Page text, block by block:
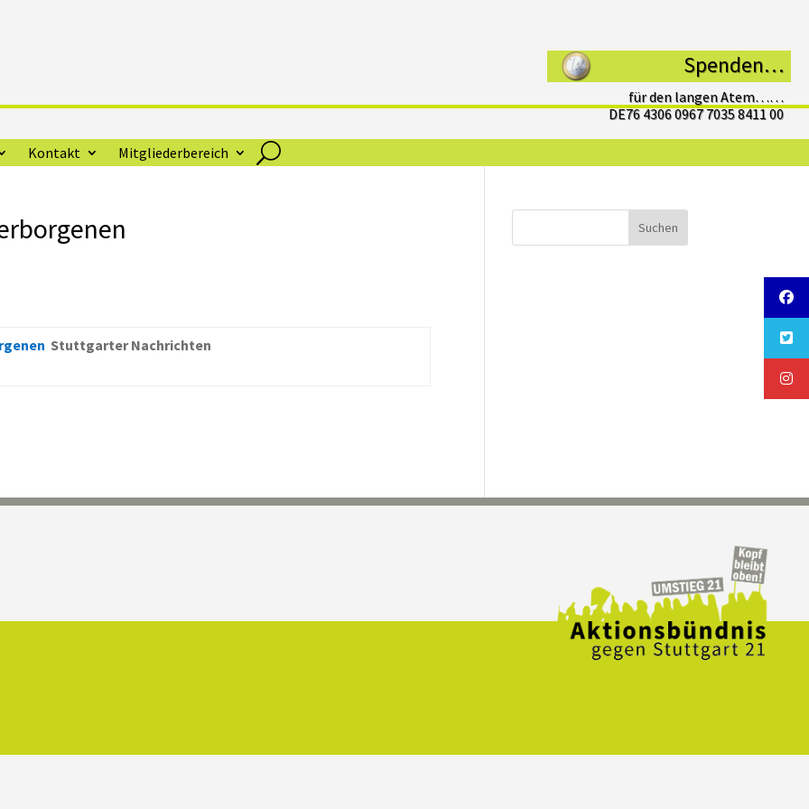
Spenden…
für den langen Atem……
DE76 4306 0967 7035 8411 00
Kontakt Mitgliederbereich
Stuttgarter Nachrichten
Suchen